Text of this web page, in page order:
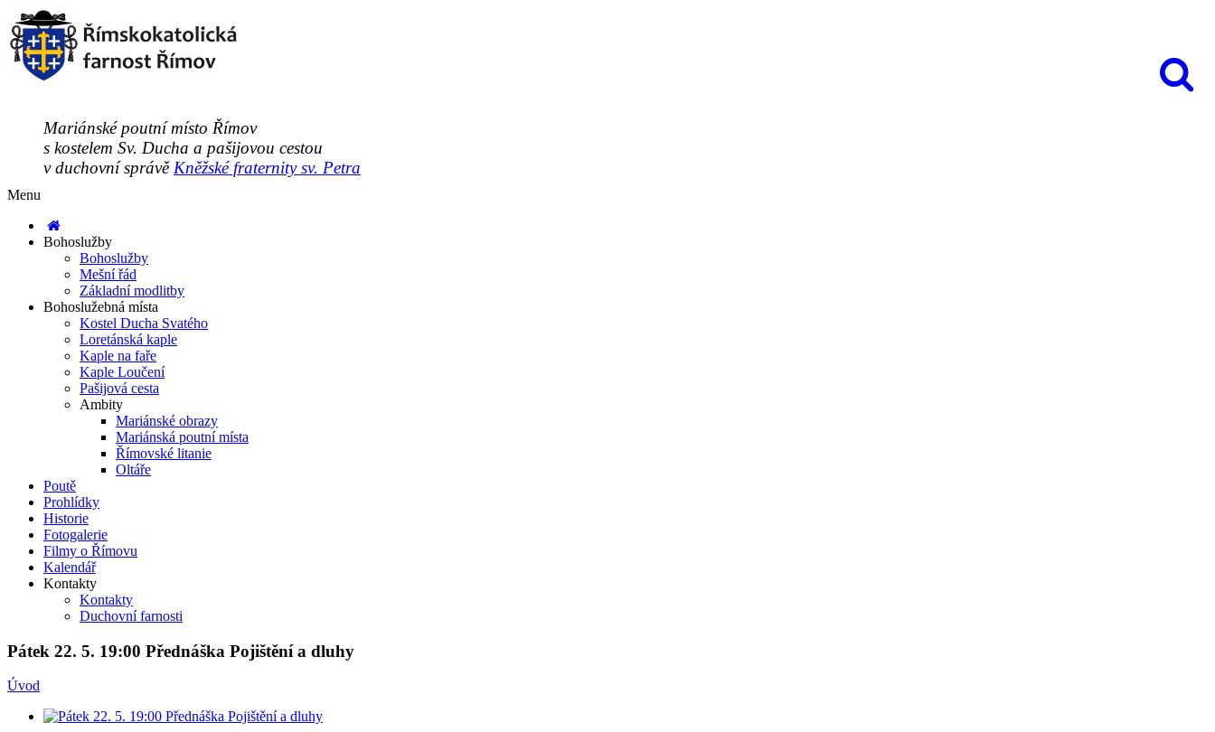
Mariánské poutní místo Římov
s kostelem Sv. Ducha a pašijovou cestou
v duchovní správě Kněžské fraternity sv. Petra
Menu
Bohoslužby
Bohoslužby
Mešní řád
Základní modlitby
Bohoslužebná místa
Kostel Ducha Svatého
Loretánská kaple
Kaple na faře
Kaple Loučení
Pašijová cesta
Ambity
Mariánské obrazy
Mariánská poutní místa
Římovské litanie
Oltáře
Poutě
Prohlídky
Historie
Fotogalerie
Filmy o Římovu
Kalendář
Kontakty
Kontakty
Duchovní farnosti
Pátek 22. 5. 19:00 Přednáška Pojištění a dluhy
Úvod